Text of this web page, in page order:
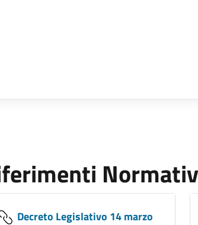
Decreto Legislativo 14 marzo